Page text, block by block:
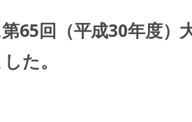
第65回 （平成30年度）
た。